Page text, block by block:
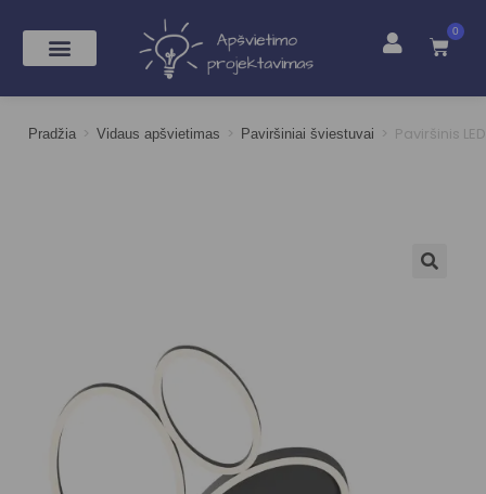
0
Pradžia > Vidaus apšvietimas > Paviršiniai šviestuvai > Paviršinis